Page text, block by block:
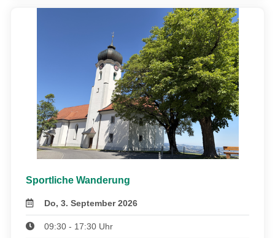
Sportliche Wanderung
Do, 3. September 2026
09:30 - 17:30 Uhr